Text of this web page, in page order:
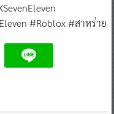
#Roblox #สาหร่าย